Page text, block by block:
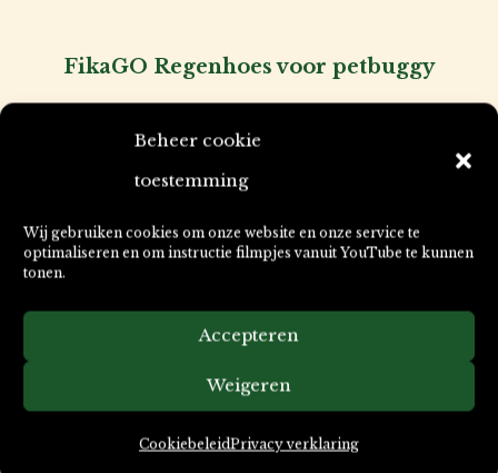
Beheer cookie
toestemming
Wij gebruiken cookies om onze website en onze service te
optimaliseren en om instructie filmpjes vanuit YouTube te kunnen
tonen.
Accepteren
Weigeren
CookiebeleidPrivacy verklaring
FikaGO Regenhoes voor petbuggy
€ 54,50
Kies uw variatie
draagmand & fietsmand
Bestellen